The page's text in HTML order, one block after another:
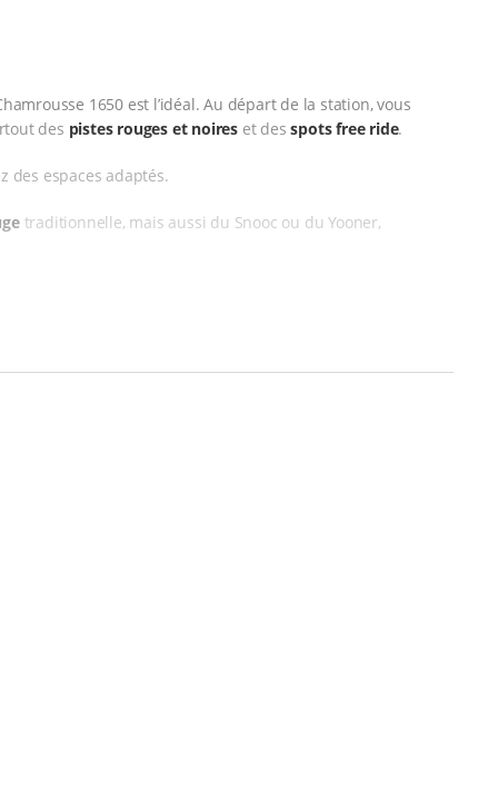
1650 est l’idéal. Au départ de la station, vous
des pistes rouges et noires et desspots free ride.
des espaces adaptés.
traditionnelle, mais aussi du Snooc ou du Yooner,
glisse et aux terrains que vous voulez arpenter.
moments avec les enfants.
votre matériel. Le magasin est au pied de la
proximité, vous donnant un accès facile à toutes les